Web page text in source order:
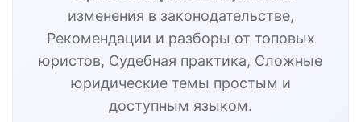
изменения в законодательстве,
Рекомендации и разборы от топовых
юристов, Судебная практика, Сложные
юридические темы простым и
доступным языком.